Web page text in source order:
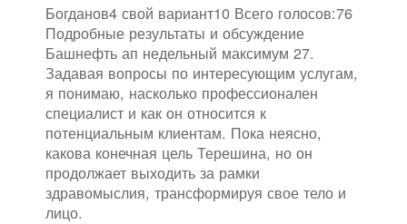
Богданов4 свой вариант10 Всего голосов:76
Подробные результаты и обсуждение
Башнефть ап недельный максимум 27.
Задавая вопросы по интересующим услугам,
я понимаю, насколько профессионален
специалист и как он относится к
потенциальным клиентам. Пока неясно,
какова конечная цель Терешина, но он
продолжает выходить за рамки
здравомыслия, трансформируя свое тело и
лицо.